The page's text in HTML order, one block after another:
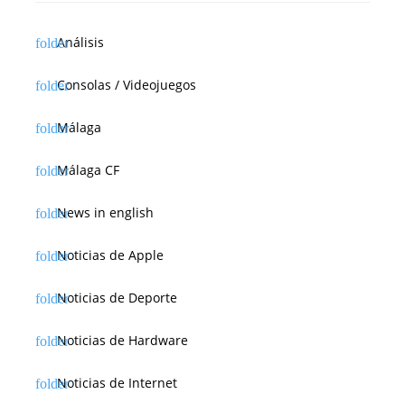
Análisis
Consolas / Videojuegos
Málaga
Málaga CF
News in english
Noticias de Apple
Noticias de Deporte
Noticias de Hardware
Noticias de Internet